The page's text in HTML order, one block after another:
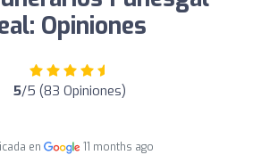
Opiniones
5/5 (83 Opiniones)
en 11 months ago